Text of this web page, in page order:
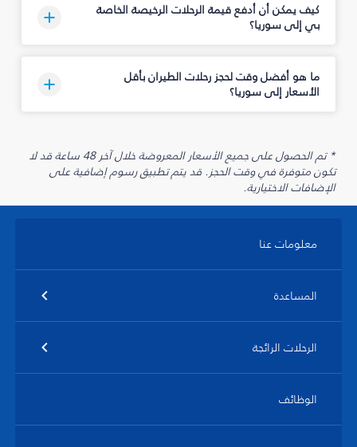
كيف يمكن أن أدفع قيمة الرحلات الرخيصة الخاصة
بي إلى سوريا؟
ما هو أفضل وقت لحجز رحلات الطيران بأقل
الأسعار إلى سوريا؟
* تم الحصول على جميع الأسعار المعروضة خلال آخر 48 ساعة قد لا
تكون متوفرة في وقت الحجز. قد يتم تطبيق رسوم إضافية على
الإضافات الاختيارية.
معلومات عنا
المساعدة
الرحلات الرائجة
الوظائف